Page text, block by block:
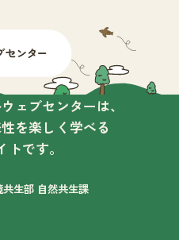
ェブセンターは、
を楽しく学べる
トです。
生部 自然共生課